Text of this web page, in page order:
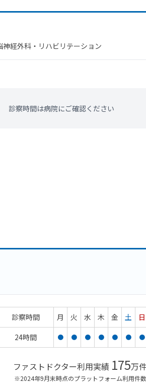
経外科・​リハビリテーション
診察時間は病院にご確認ください
診察時間 月 火 水 木 金 土 日
24時間
● ● ● ● ● ● ●
ファストドクター利用実績 175万
※2024年9月末時点のプラットフォーム利用件数